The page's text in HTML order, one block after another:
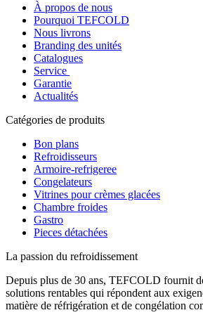
À propos de nous
Pourquoi TEFCOLD
Nous livrons
Branding des unités
Catalogues
Service
Garantie
Actualités
Catégories de produits
Bon plans
Refroidisseurs
Armoire-refrigeree
Congelateurs
Vitrines pour crèmes glacées
Chambre froides
Gastro
Pieces détachées
La passion du refroidissement
Depuis plus de 30 ans, TEFCOLD fournit
solutions rentables qui répondent aux
matière de réfrigération et de congélation